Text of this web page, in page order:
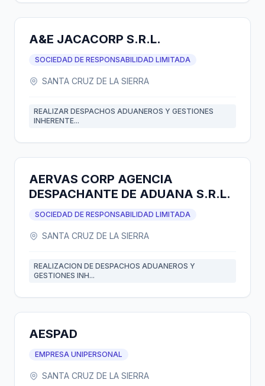
A&E JACACORP S.R.L.
SOCIEDAD DE RESPONSABILIDAD LIMITADA
SANTA CRUZ DE LA SIERRA
REALIZAR DESPACHOS ADUANEROS Y GESTIONES
INHERENTE...
AERVAS CORP AGENCIA
DESPACHANTE DE ADUANA S.R.L.
SOCIEDAD DE RESPONSABILIDAD LIMITADA
SANTA CRUZ DE LA SIERRA
REALIZACION DE DESPACHOS ADUANEROS Y
GESTIONES INH...
AESPAD
EMPRESA UNIPERSONAL
SANTA CRUZ DE LA SIERRA